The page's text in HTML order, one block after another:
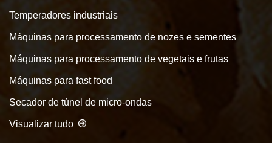
Temperadores industriais
Máquinas para processamento de nozes e sementes
Máquinas para processamento de vegetais e frutas
Máquinas para fast food
Secador de túnel de micro-ondas
Visualizar tudo